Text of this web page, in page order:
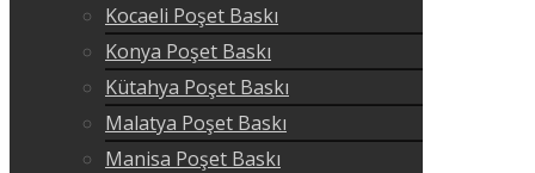
Kocaeli Poşet Baskı
Konya Poşet Baskı
Kütahya Poşet Baskı
Malatya Poşet Baskı
Manisa Poşet Baskı